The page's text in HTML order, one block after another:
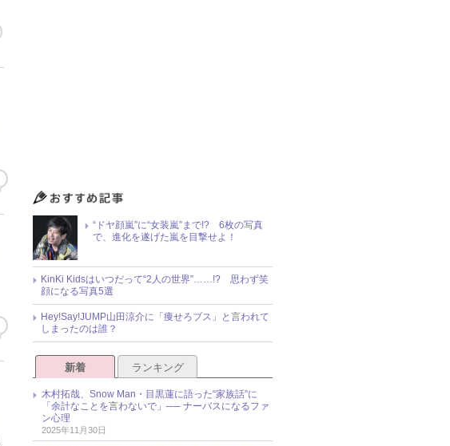
“ドヤ顔嵐”に“女装嵐”まで!? 6枚の写真
で、進化を遂げた嵐を目撃せよ！
KinKi Kidsはいつだって“2人の世界”……!? 思わず笑
顔になる写真5選
Hey!Say!JUMP山田涼介に「痩せろブス」と言われて
しまったのは誰？
新着 ランキング
木村拓哉、Snow Man・目黒蓮に語った“家族話”に
「余計なことを言わないで」── ナーバスになるファ
ン心理
2025年11月30日